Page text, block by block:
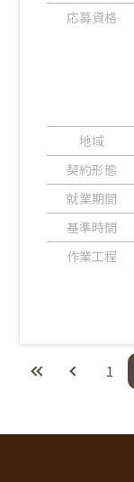
応募資格
地域
契約形態
就業期間
基準時間
作業工程
1